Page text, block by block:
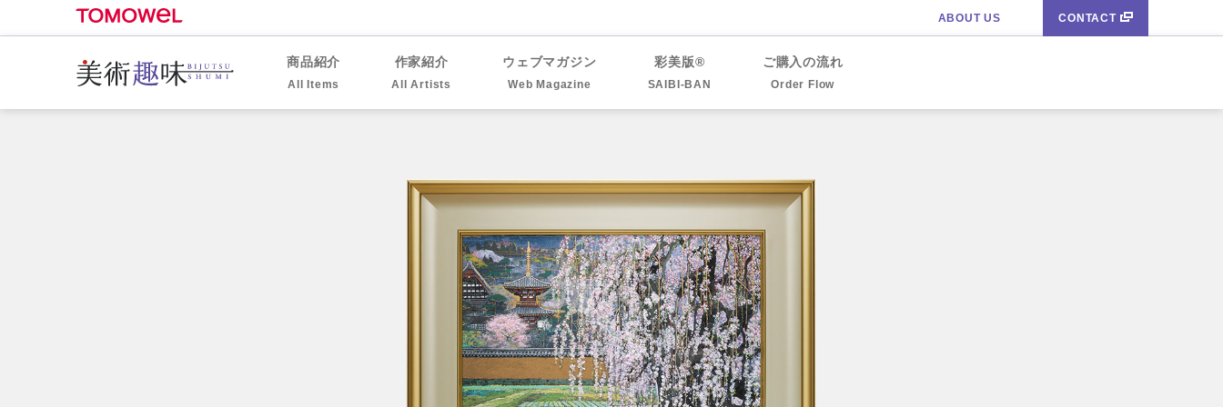
ABOUT US CONTACT
商品紹介
All Items
作家紹介
All Artists
ウェブマガジン
Web Magazine
彩美版®
SAIBI-BAN
ご購入の流れ
Order Flow